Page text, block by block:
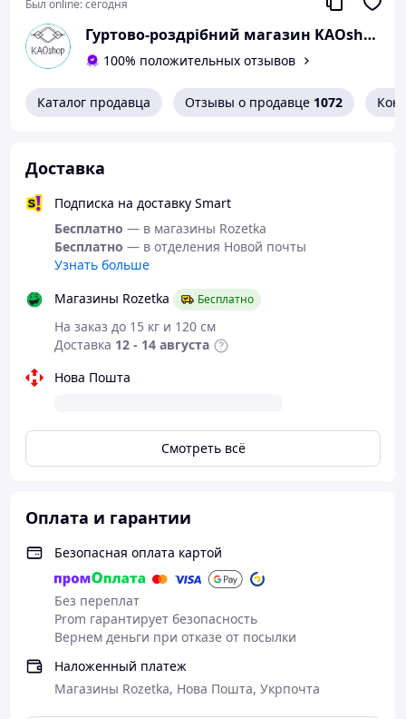
74-76
(8XL)
76
Был online:сегодня
Гуртово-роздрібний магазин KAOshop
100% положительных отзывов
Каталог продавца Отзывы о продавце 1072
Доставка
Подписка на доставку Smart
Бесплатно — в магазины Rozetka
Бесплатно — в отделения Новой почты
Узнать больше
Магазины Rozetka
Бесплатно
На заказ до 15 кг и 120 см
Доставка 12 - 14 августа
Нова Пошта
Смотреть всё
Оплата и гарантии
Безопасная оплата картой
Без переплат
Prom гарантирует безопасность
Вернем деньги при отказе от посылки
Наложенный платеж
Магазины Rozetka, Нова Пошта, Укрпочта